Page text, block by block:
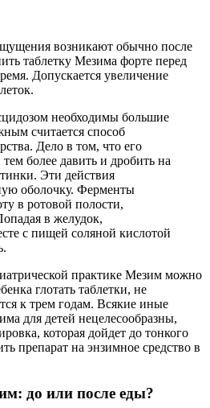
возникают обычно после
таблетку Мезима форте перед
Допускается увеличение
необходимы большие
считается способ
Дело в том, что его
более давить и дробить на
Эти действия
оболочку. Ферменты
в ротовой полости,
в желудок,
с пищей соляной кислотой
практике Мезим можно
глотать таблетки, не
к трем годам. Всякие иные
для детей нецелесообразны,
которая дойдет до тонкого
препарат на энзимное средство в
до или после еды?